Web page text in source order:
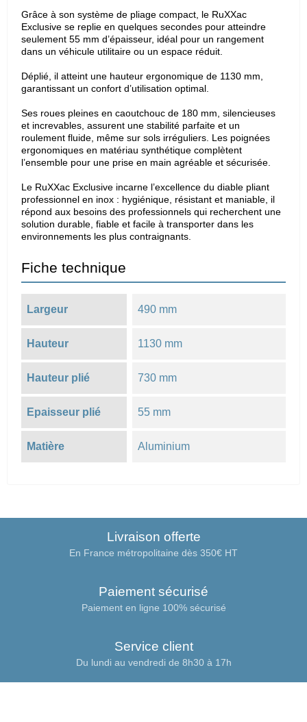
Grâce à son système de pliage compact, le RuXXac
Exclusive se replie en quelques secondes pour atteindre
seulement 55 mm d’épaisseur, idéal pour un rangement
dans un véhicule utilitaire ou un espace réduit.
Déplié, il atteint une hauteur ergonomique de 1130 mm,
garantissant un confort d’utilisation optimal.
Ses roues pleines en caoutchouc de 180 mm, silencieuses
et increvables, assurent une stabilité parfaite et un
roulement fluide, même sur sols irréguliers. Les poignées
ergonomiques en matériau synthétique complètent
l’ensemble pour une prise en main agréable et sécurisée.
Le RuXXac Exclusive incarne l’excellence du diable pliant
professionnel en inox : hygiénique, résistant et maniable, il
répond aux besoins des professionnels qui recherchent une
solution durable, fiable et facile à transporter dans les
environnements les plus contraignants.
Fiche technique
Largeur 490 mm
Hauteur 1130 mm
Hauteur plié 730 mm
Epaisseur plié 55 mm
Matière Aluminium
Livraison offerte
En France métropolitaine dès 350€ HT
Paiement sécurisé
Paiement en ligne 100% sécurisé
Service client
Du lundi au vendredi de 8h30 à 17h